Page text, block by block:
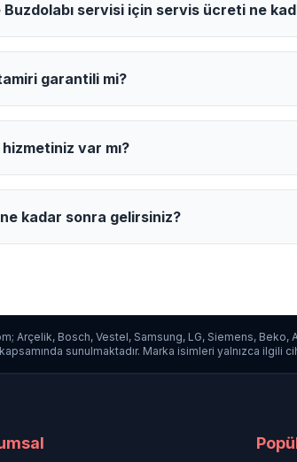
servisi için servis ücreti ne
garantili mi?
var mı?
kadar sonra gelirsiniz?
Arçelik, Bosch, Vestel, Samsung, LG, Siemens, Beko,
kapsamında sunulmaktadır. Marka isimleri yalnızca ilgili